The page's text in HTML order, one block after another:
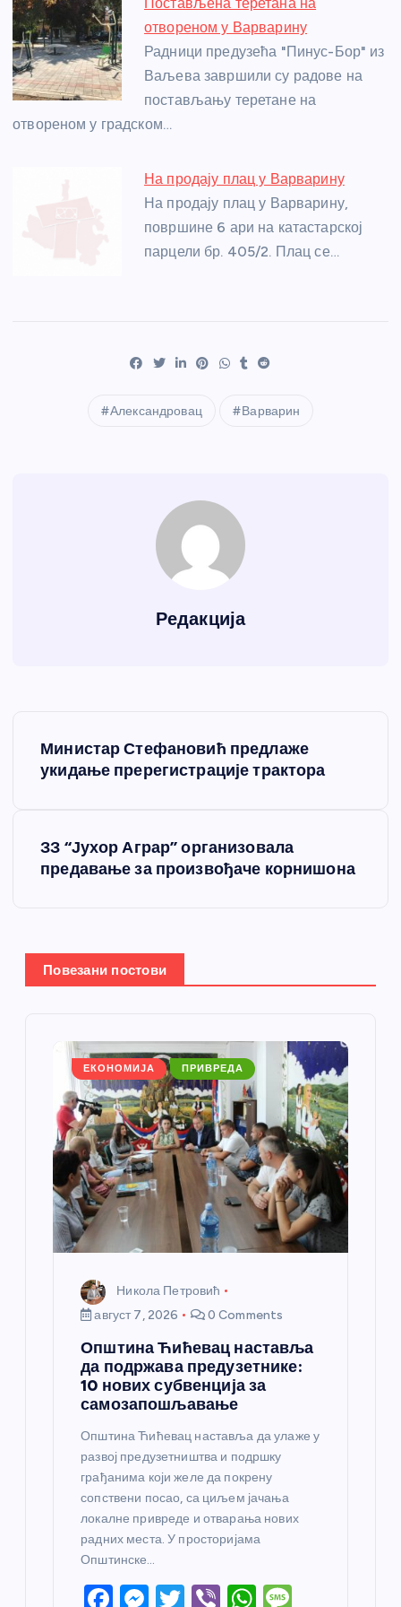
отвореном у Варварину
Радници предузећа "Пинус-Бор" из
Ваљева завршили су радове на
постављању теретане на
отвореном у градском…
На продају плац у Варварину
На продају плац у Варварину,
површине 6 ари на катастарској
парцели бр. 405/2. Плац се…
Александровац Варварин
Редакција
њ
е
Министар Стефановић предлаже
укидање пререгистрације трактора
ЗЗ “Јухор Аграр” организовала
предавање за произвођаче корнишона
Повезани постови
ЕКОНОМИЈА ПРИВРЕДА
Никола Петровић
август 7, 2026
0 Comments
Општина Ћићевац наставља
да подржава предузетнике:
10 нових субвенција за
самозапошљавање
Општина Ћићевац наставља да улаже у
развој предузетништва и подршку
грађанима који желе да покрену
сопствени посао, са циљем јачања
локалне привреде и отварања нових
радних места. У просторијама
Општинске…
F M T Vi W